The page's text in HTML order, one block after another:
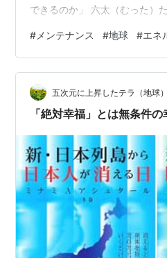
できるのか」 六太（むった）
the Earth 」 月から地球へ。 施
テナンスして しばらく使わな
にして 月面基地の「無人化作
た。 「私たちは『 FMTE 』と
のため帰還までの流れをシミ
# メンテナンス #地球 #エネ
五次元に上昇したテラ（地球
「絶対幸福」とは無条件